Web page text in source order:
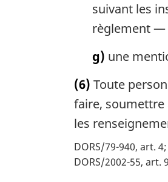
suivant les
règlement —
g) une
(6) Toute
faire, soumettre
les
DORS/79-940, art. 4
DORS/2002-55, art. 9